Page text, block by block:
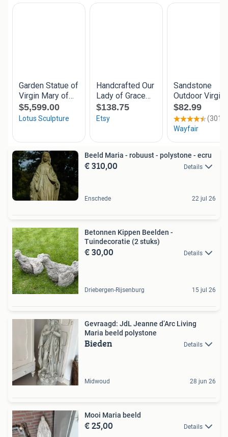
Beeld Maria - robuust - polystone - ecru
€ 310,00 Details
Enschede 22 jul 26
Betonnen Kippen Beelden -
Tuindecoratie (2 stuks)
€ 30,00 Details
Driebergen-Rijsenburg 15 jul 26
Gevraagd: JdL Jeanne d’Arc Living
Maria beeld polystone
Bieden Details
Midwoud 28 jun 26
Mooi Maria beeld
€ 25,00 Details